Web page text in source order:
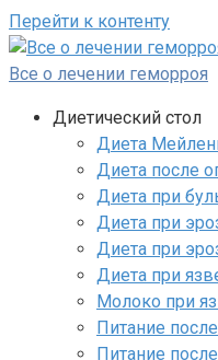
Перейти к контенту
Все о лечении геморроя
Диетический стол
Диета
Диета после
Диета при
Диета при
Диета при
Диета при
Молоко при
Питание
Питание